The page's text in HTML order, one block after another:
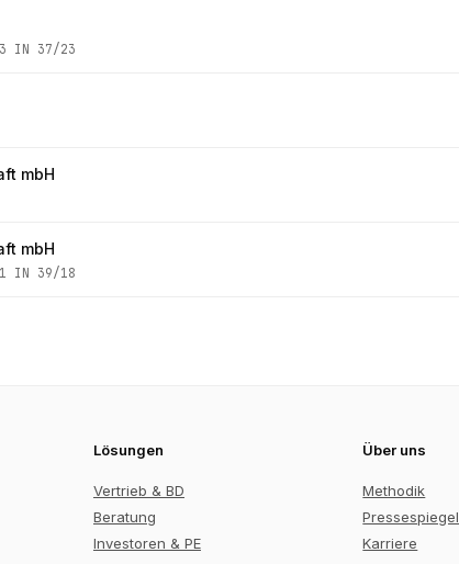
IN 37/23
mbH
mbH
IN 39/18
Lösungen
Vertrieb & BD
Beratung
Investoren & PE
Über uns
Methodik
Pressespiegel
Karriere